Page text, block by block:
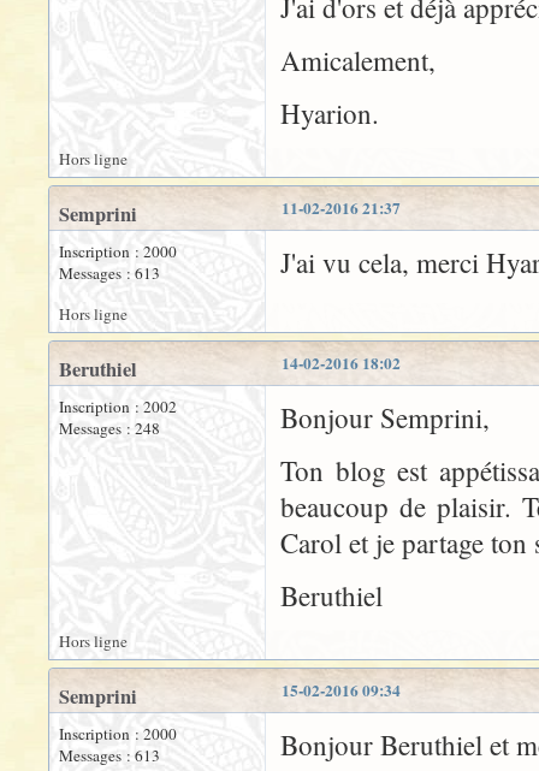
J'ai d'ors et déjà
Amicalement,
Hyarion.
Hors ligne
11-02-2016 21:37
Semprini
Inscription : 2000
Messages : 613
J'ai vu cela, merci
Hors ligne
14-02-2016 18:02
Beruthiel
Inscription : 2002
Messages : 248
Bonjour Semprini,
Ton blog est
beaucoup de plaisir.
Carol et je partage
Beruthiel
Hors ligne
15-02-2016 09:34
Semprini
Inscription : 2000
Messages : 613
Bonjour Beruthiel et